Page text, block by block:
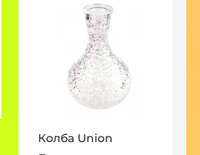
Колба Union